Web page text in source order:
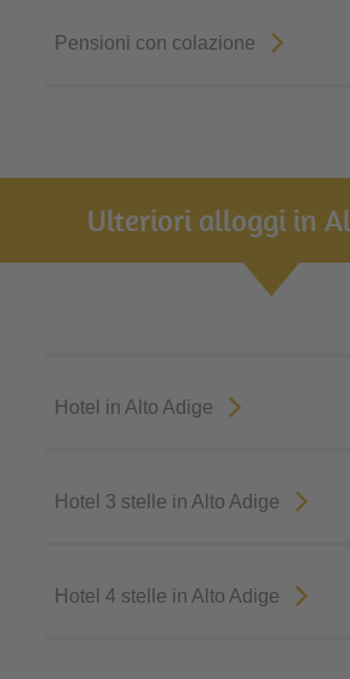
Pensioni con colazione
Ulteriori alloggi in
Hotel in Alto Adige
Hotel 3 stelle in Alto Adige
Hotel 4 stelle in Alto Adige